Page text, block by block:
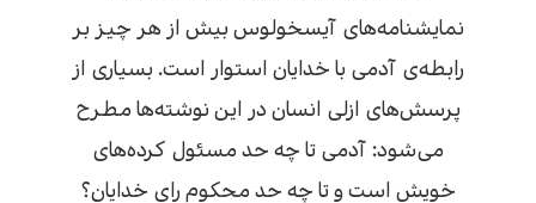
نمایشنامه‌های آیسخولوس بیش از هر چیز بر
رابطه‌ی آدمی با خدایان استوار است. بسیاری از
پرسش‌های ازلی انسان در این نوشته‌ها مطرح
می‌شود: آدمی تا چه حد مسئول کرده‌های
خویش است و تا چه حد محکوم رای خدایان؟